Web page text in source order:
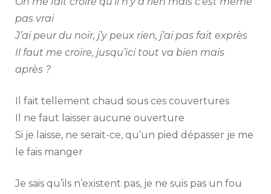
pas vrai
J’ai peur du noir, j’y peux rien, j’ai pas fait exprès
Il faut me croire, jusqu’ici tout va bien mais
après ?
Il fait tellement chaud sous ces couvertures
Il ne faut laisser aucune ouverture
Si je laisse, ne serait-ce, qu’un pied dépasser je me
le fais manger
Je sais qu’ils n’existent pas, je ne suis pas un fou